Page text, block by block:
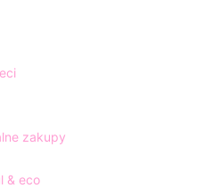
zakupy
& eco